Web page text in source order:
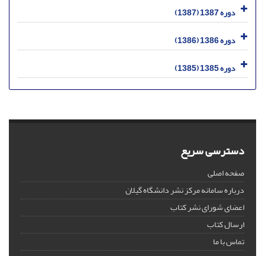
دوره 1387 (1387)
دوره 1386 (1386)
دوره 1385 (1385)
دسترسی سریع
صفحه اصلی
درباره سامانه مرکز نشر دانشگاه گیلان
اعضای شورای نشر کتاب
ارسال کتاب
تماس با ما